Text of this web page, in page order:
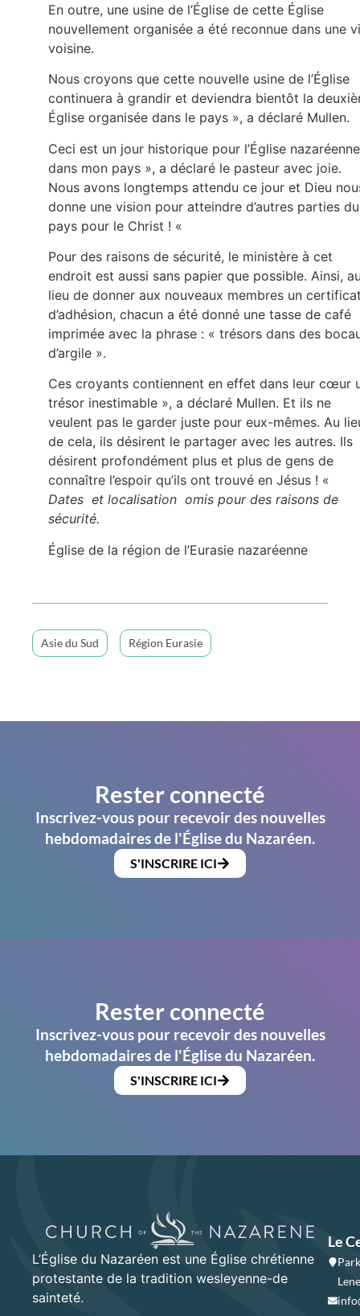
En outre, une usine de l’Église de cette Église
nouvellement organisée a été reconnue dans une
voisine.
Nous croyons que cette nouvelle usine de l’Église
continuera à grandir et deviendra bientôt la
Église organisée dans le pays », a déclaré Mullen.
Ceci est un jour historique pour l’Église nazaréenne
dans mon pays », a déclaré le pasteur avec joie.
Nous avons longtemps attendu ce jour et Dieu
donne une vision pour atteindre d’autres parties du
pays pour le Christ ! «
Pour des raisons de sécurité, le ministère à cet
endroit est aussi sans papier que possible. Ainsi,
lieu de donner aux nouveaux membres un
d’adhésion, chacun a été donné une tasse de café
imprimée avec la phrase : « trésors dans des
d’argile ».
Ces croyants contiennent en effet dans leur cœur
trésor inestimable », a déclaré Mullen. Et ils ne
veulent pas le garder juste pour eux-mêmes. Au
de cela, ils désirent le partager avec les autres. Ils
désirent profondément plus et plus de gens de
connaître l’espoir qu’ils ont trouvé en Jésus ! «
Dates et localisation omis pour des raisons de
sécurité.
Église de la région de l’Eurasie nazaréenne
Asie du Sud Région Eurasie
Rester connecté
Inscrivez-vous pour recevoir des nouvelles
hebdomadaires de l'Église du Nazaréen.
S'INSCRIRE ICI
Rester connecté
Inscrivez-vous pour recevoir des nouvelles
hebdomadaires de l'Église du Nazaréen.
S'INSCRIRE ICI
L’Église du Nazaréen est une Église chrétienne
protestante de la tradition wesleyenne-de
sainteté.
Le